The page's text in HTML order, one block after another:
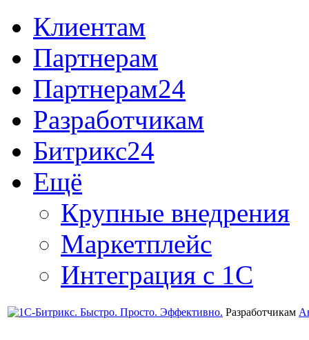
Клиентам
Партнерам
Партнерам24
Разработчикам
Битрикс24
Ещё
Крупные внедрения
Маркетплейс
Интеграция с 1С
Разработчикам